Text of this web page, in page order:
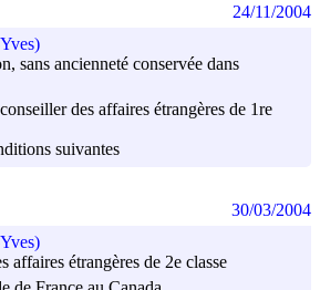
sans ancienneté conservée dans
des affaires étrangères de 1re
suivantes
24/11/2004
affaires étrangères de 2e classe
30/03/2004